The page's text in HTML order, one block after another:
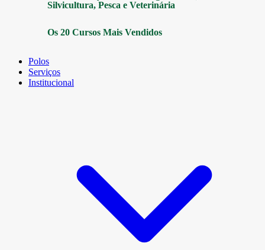
Silvicultura, Pesca e Veterinária
Os 20 Cursos Mais Vendidos
Polos
Serviços
Institucional